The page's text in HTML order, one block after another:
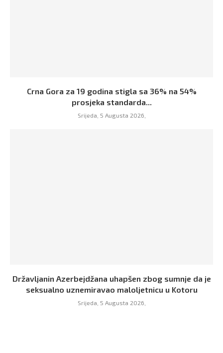
Crna Gora za 19 godina stigla sa 36% na 54%
prosjeka standarda...
Srijeda, 5 Augusta 2026,
Državljanin Azerbejdžana uhapšen zbog sumnje da je
seksualno uznemiravao maloljetnicu u Kotoru
Srijeda, 5 Augusta 2026,